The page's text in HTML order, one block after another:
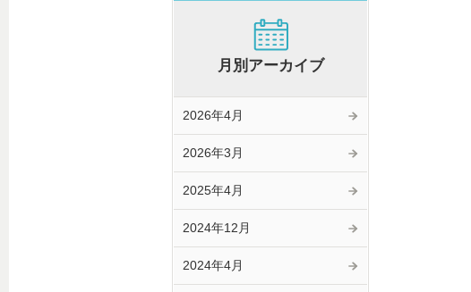
月別アーカイブ
2026年4月
2026年3月
2025年4月
2024年12月
2024年4月